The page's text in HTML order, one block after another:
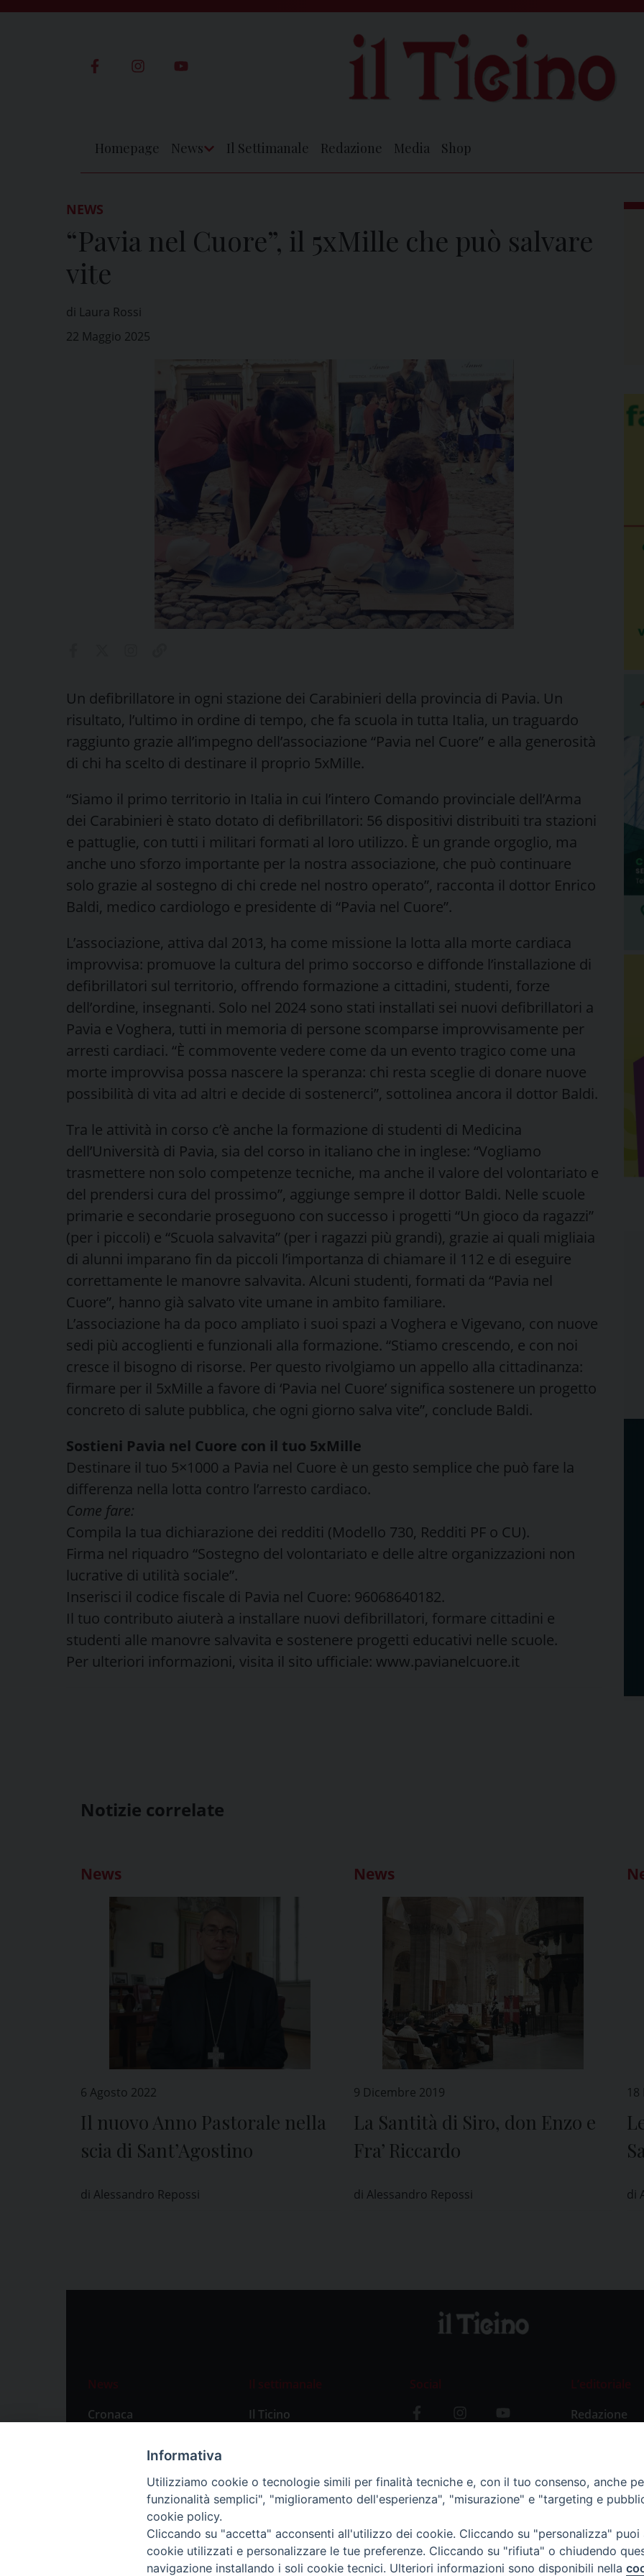
Homepage News Il Settimanale Redazione Media Shop
NEWS
“Pavia nel Cuore”, il 5xMille che può salvare
vite
di Laura Rossi
22 Maggio 2025
Un defibrillatore in ogni stazione dei Carabinieri della provincia di Pavia. Un
risultato, l’ultimo in ordine di tempo, che fa scuola in tutta Italia, un traguardo
raggiunto grazie all’impegno dell’associazione “Pavia nel Cuore” e alla generosità
di chi ha scelto di destinare il proprio 5xMille.
“Siamo il primo territorio in Italia in cui l’intero Comando provinciale dell’Arma
dei Carabinieri è stato dotato di defibrillatori: 56 dispositivi distribuiti tra stazioni
e pattuglie, con tutti i militari formati al loro utilizzo. È un grande orgoglio, ma
anche uno sforzo importante per la nostra associazione, che può continuare
solo grazie al sostegno di chi crede nel nostro operato”, racconta il dottor Enrico
Baldi, medico cardiologo e presidente di “Pavia nel Cuore”.
L’associazione, attiva dal 2013, ha come missione la lotta alla morte cardiaca
improvvisa: promuove la cultura del primo soccorso e diffonde l’installazione di
defibrillatori sul territorio, offrendo formazione a cittadini, studenti, forze
dell’ordine, insegnanti. Solo nel 2024 sono stati installati sei nuovi defibrillatori a
Pavia e Voghera, tutti in memoria di persone scomparse improvvisamente per
arresti cardiaci. “È commovente vedere come da un evento tragico come una
morte improvvisa possa nascere la speranza: chi resta sceglie di donare nuove
possibilità di vita ad altri e decide di sostenerci”, sottolinea ancora il dottor Baldi.
Tra le attività in corso c’è anche la formazione di studenti di Medicina
dell’Università di Pavia, sia del corso in italiano che in inglese: “Vogliamo
trasmettere non solo competenze tecniche, ma anche il valore del volontariato e
del prendersi cura del prossimo”, aggiunge sempre il dottor Baldi. Nelle scuole
primarie e secondarie proseguono con successo i progetti “Un gioco da ragazzi”
(per i piccoli) e “Scuola salvavita” (per i ragazzi più grandi), grazie ai quali migliaia
di alunni imparano fin da piccoli l’importanza di chiamare il 112 e di eseguire
correttamente le manovre salvavita. Alcuni studenti, formati da “Pavia nel
Cuore”, hanno già salvato vite umane in ambito familiare.
L’associazione ha da poco ampliato i suoi spazi a Voghera e Vigevano, con nuove
sedi più accoglienti e funzionali alla formazione. “Stiamo crescendo, e con noi
cresce il bisogno di risorse. Per questo rivolgiamo un appello alla cittadinanza:
firmare per il 5xMille a favore di ‘Pavia nel Cuore’ significa sostenere un progetto
concreto di salute pubblica, che ogni giorno salva vite”, conclude Baldi.
Sostieni Pavia nel Cuore con il tuo 5xMille
Destinare il tuo 5×1000 a Pavia nel Cuore è un gesto semplice che può fare la
differenza nella lotta contro l’arresto cardiaco.
Come fare:
Compila la tua dichiarazione dei redditi (Modello 730, Redditi PF o CU).
Firma nel riquadro “Sostegno del volontariato e delle altre organizzazioni non
lucrative di utilità sociale”.
Inserisci il codice fiscale di Pavia nel Cuore: 96068640182.
Il tuo contributo aiuterà a installare nuovi defibrillatori, formare cittadini e
studenti alle manovre salvavita e sostenere progetti educativi nelle scuole.
Per ulteriori informazioni, visita il sito ufficiale: www.pavianelcuore.it
Notizie correlate
News
6 Agosto 2022
Il nuovo Anno Pastorale nella
scia di Sant’Agostino
di Alessandro Repossi
News
9 Dicembre 2019
La Santità di Siro, don Enzo e
Fra’ Riccardo
di Alessandro Repossi di
News
Cronaca
Primo Piano
Il settimanale
Il Ticino
Social
L’editoriale
Redazione
Informativa
Utilizziamo cookie o tecnologie simili per finalità tecniche e, con il tuo consenso, anche
funzionalità semplici", "miglioramento dell'esperienza", "misurazione" e "targeting e
cookie policy.
Cliccando su "accetta" acconsenti all'utilizzo dei cookie. Cliccando su "personalizza"
cookie utilizzati e personalizzare le tue preferenze. Cliccando su "rifiuta" o chiudendo
navigazione installando i soli cookie tecnici. Ulteriori informazioni sono disponibili nella